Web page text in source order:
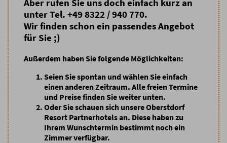
Aber rufen Sie uns doch einfach kurz an
unter Tel. +49 8322 / 940 770.
Wir finden schon ein passendes Angebot
für Sie ;)
Außerdem haben Sie folgende Möglichkeiten:
Seien Sie spontan und wählen Sie einfach
einen anderen Zeitraum. Alle freien Termine
und Preise finden Sie weiter unten.
Oder Sie schauen sich unsere Oberstdorf
Resort Partnerhotels an. Diese haben zu
Ihrem Wunschtermin bestimmt noch ein
Zimmer verfügbar.